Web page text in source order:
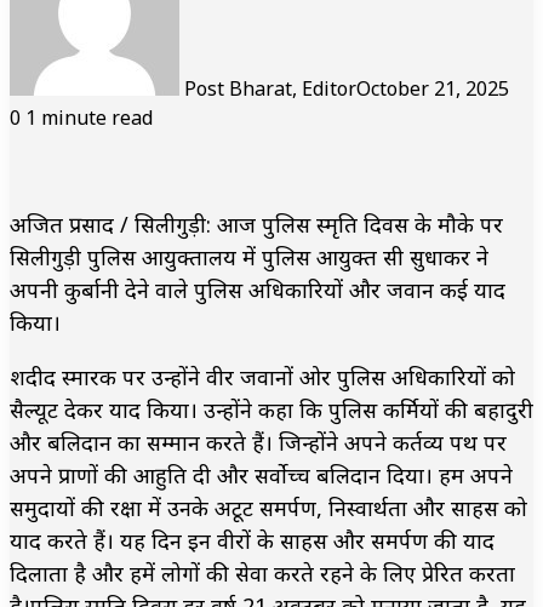
Post Bharat, EditorOctober 21, 2025
0 1 minute read
अजित प्रसाद / सिलीगुड़ी: आज पुलिस स्मृति दिवस के मौके पर
सिलीगुड़ी पुलिस आयुक्तालय में पुलिस आयुक्त सी सुधाकर ने
अपनी कुर्बानी देने वाले पुलिस अधिकारियों और जवान कई याद
किया।
शदीद स्मारक पर उन्होंने वीर जवानों ओर पुलिस अधिकारियों को
सैल्यूट देकर याद किया। उन्होंने कहा कि पुलिस कर्मियों की बहादुरी
और बलिदान का सम्मान करते हैं। जिन्होंने अपने कर्तव्य पथ पर
अपने प्राणों की आहुति दी और सर्वोच्च बलिदान दिया। हम अपने
समुदायों की रक्षा में उनके अटूट समर्पण, निस्वार्थता और साहस को
याद करते हैं। यह दिन इन वीरों के साहस और समर्पण की याद
दिलाता है और हमें लोगों की सेवा करते रहने के लिए प्रेरित करता